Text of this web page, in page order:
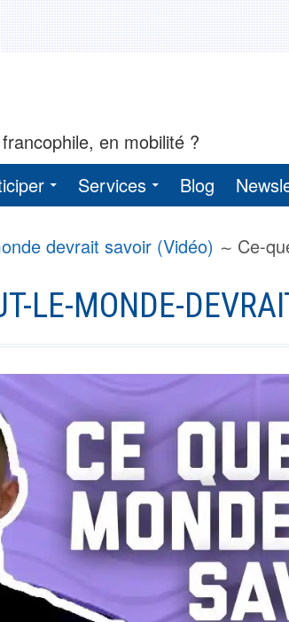
en mobilité ?
Services Blog
devrait savoir (Vidéo) Ce-
LE-MONDE-